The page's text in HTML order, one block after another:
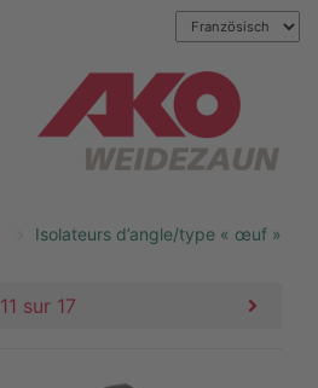
Isolateurs d’angle/type « œuf »
11 sur 17